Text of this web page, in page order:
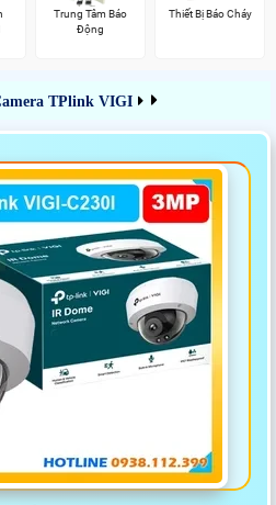
Trung Tâm Báo
Động
Thiết Bị Báo Cháy
TPlink VIGI